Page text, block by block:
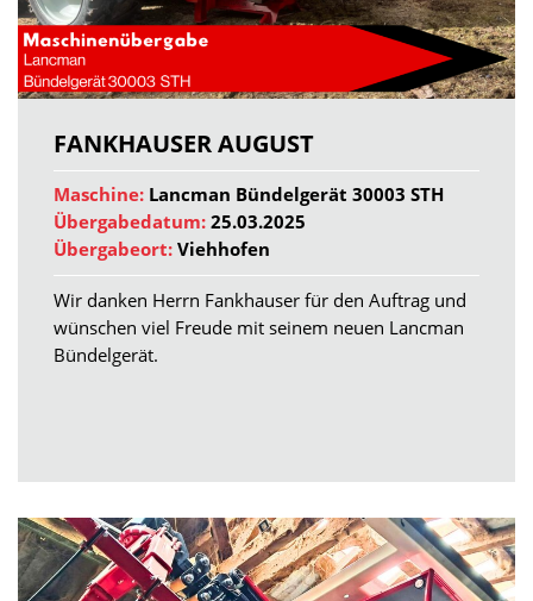
FANKHAUSER AUGUST
Maschine: Lancman Bündelgerät 30003 STH
Übergabedatum: 25.03.2025
Übergabeort: Viehhofen
Wir danken Herrn Fankhauser für den Auftrag und
wünschen viel Freude mit seinem neuen Lancman
Bündelgerät.